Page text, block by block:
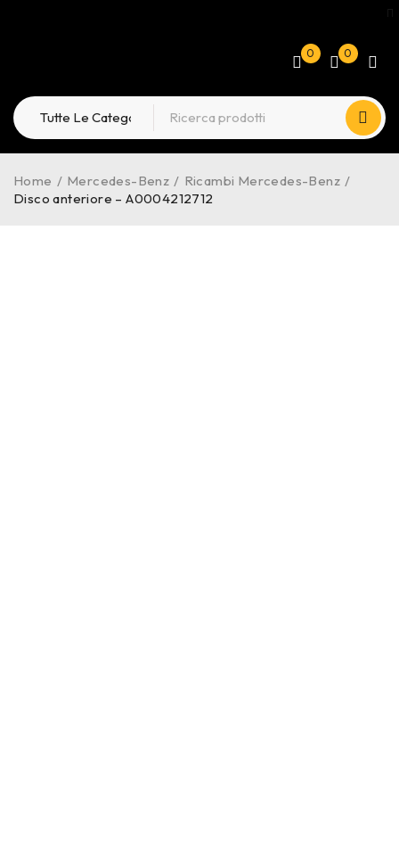
0 0
Home / Mercedes-Benz / Ricambi Mercedes-Benz /
Disco anteriore – A0004212712